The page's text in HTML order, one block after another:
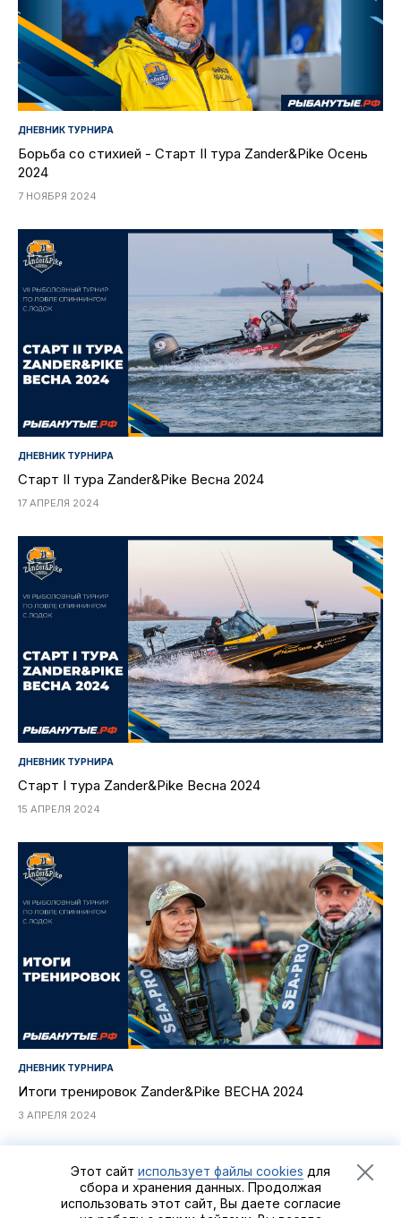
ДНЕВНИК ТУРНИРА
Борьба со стихией - Старт II тура Zander&Pike Осень
2024
7 НОЯБРЯ 2024
ДНЕВНИК ТУРНИРА
Старт II тура Zander&Pike Весна 2024
17 АПРЕЛЯ 2024
ДНЕВНИК ТУРНИРА
Старт I тура Zander&Pike Весна 2024
15 АПРЕЛЯ 2024
ДНЕВНИК ТУРНИРА
Итоги тренировок Zander&Pike ВЕСНА 2024
3 АПРЕЛЯ 2024
Рыболовный турнирZander&Pike ©2021 - 2026Группа
Этот сайт использует файлы cookies для
сбора и хранения данных. Продолжая
использовать этот сайт, Вы даете согласие